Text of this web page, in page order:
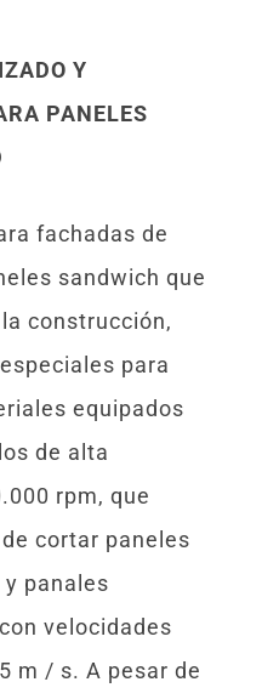
Y
PANELES
fachadas de
sandwich que
construcción,
para
equipados
de alta
rpm, que
cortar paneles
panales
velocidades
m / s. A pesar de